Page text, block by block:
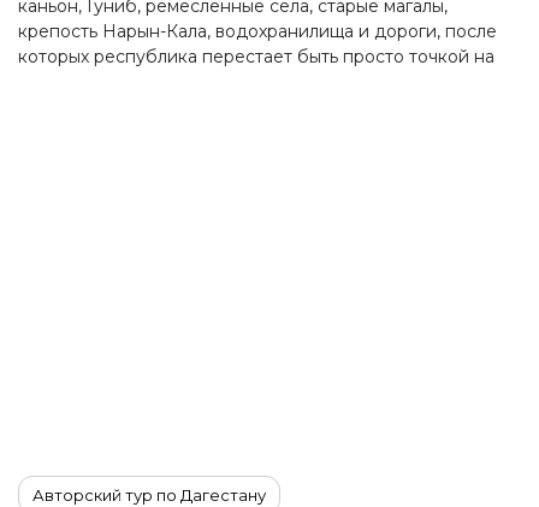
каньон, Гуниб, ремесленные села, старые магалы,
крепость Нарын-Кала, водохранилища и дороги, после
которых республика перестает быть просто точкой на
Авторский тур по Дагестану